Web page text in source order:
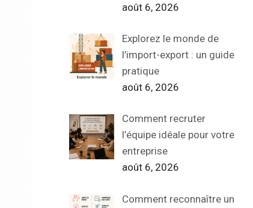
août 6, 2026
Explorez le monde de
l’import-export : un guide
pratique
août 6, 2026
Comment recruter
l’équipe idéale pour votre
entreprise
août 6, 2026
Comment reconnaître un